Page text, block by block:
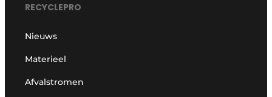
RECYCLEPRO
Nieuws
Materieel
Afvalstromen